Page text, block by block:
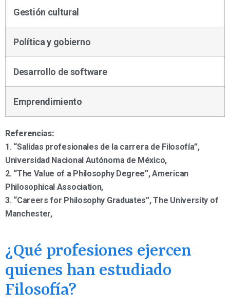
Gestión cultural
Política y gobierno
Desarrollo de software
Emprendimiento
Referencias:
1. “Salidas profesionales de la carrera de Filosofía”,
Universidad Nacional Autónoma de México,
2. “The Value of a Philosophy Degree”, American
Philosophical Association,
3. “Careers for Philosophy Graduates”, The University of
Manchester,
¿Qué profesiones ejercen
quienes han estudiado
Filosofía?